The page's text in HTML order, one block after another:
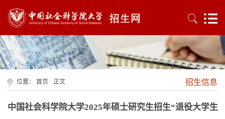
位置： 首页 · 正文 招生信息
中国社会科学院大学2025年硕士研究生招生“退役大学生